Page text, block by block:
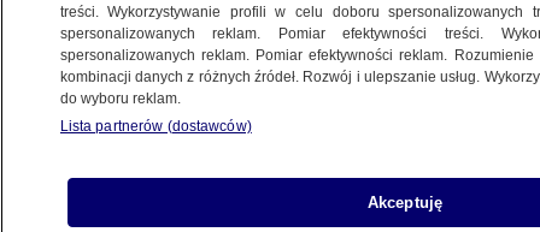
Oprac.Alicja Skiba
4.04.2026, 12:05
Posłuchaj artykułu
treści. Wykorzystywanie profili w celu doboru spersonalizowanych
spersonalizowanych reklam. Pomiar efektywności treści.
spersonalizowanych reklam. Pomiar efektywności reklam.
kombinacji danych z różnych źródeł. Rozwój i ulepszanie usług.
do wyboru reklam.
Lista partnerów (dostawców)
Akceptuję